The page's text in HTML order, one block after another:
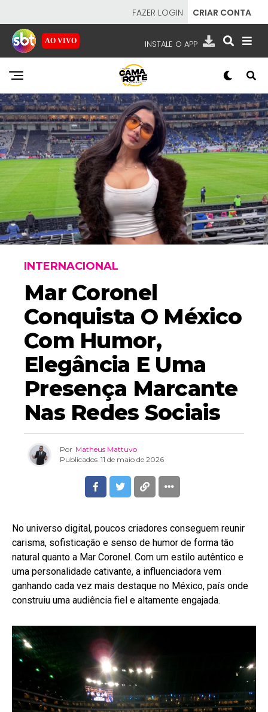
FAZER LOGIN CRIAR CONTA
AO VIVO INSTALE O APP
EMISSORAS
NOSSAS REDES APP TV SBT
- SISTEMA BRASILEIRO DE TELEVISÃO
INTERNACIONAL
Mar Coronel
Conquista O México
Com Humor,
Elegância E Uma
Presença Marcante
Nas Redes Sociais
Por Matheus Mattuvo
Publicados 11 de maio de 2026
No universo digital, poucos criadores conseguem reunir
carisma, sofisticação e senso de humor de forma tão
natural quanto a Mar Coronel. Com um estilo autêntico e
uma personalidade cativante, a influenciadora vem
ganhando cada vez mais destaque no México, país onde
construiu uma audiência fiel e altamente engajada.